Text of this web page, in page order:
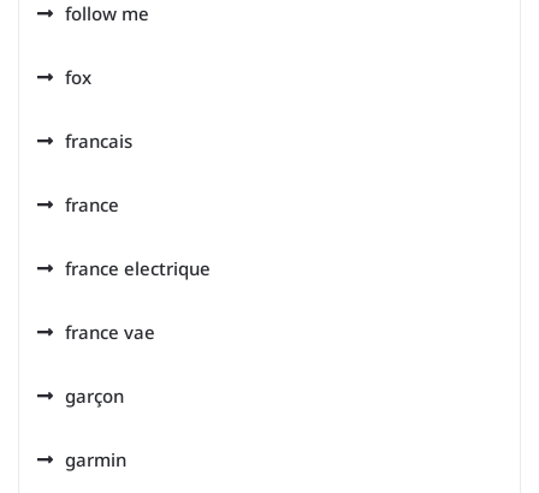
follow me
fox
francais
france
france electrique
france vae
garçon
garmin